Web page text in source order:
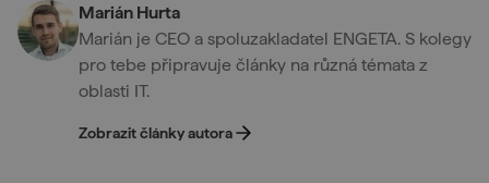
Marián Hurta
Marián je CEO a spoluzakladatel ENGETA. S kolegy
pro tebe připravuje články na různá témata z
oblasti IT.
Zobrazit články autora